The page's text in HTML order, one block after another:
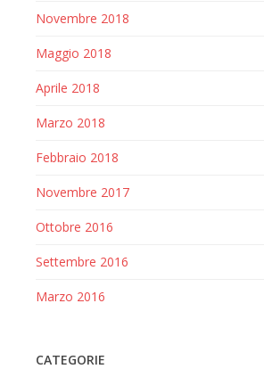
Novembre 2018
Maggio 2018
Aprile 2018
Marzo 2018
Febbraio 2018
Novembre 2017
Ottobre 2016
Settembre 2016
Marzo 2016
CATEGORIE